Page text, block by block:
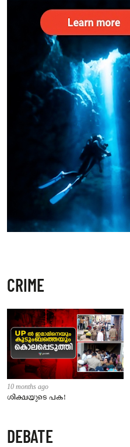
CRIME
10 months ago
ശിക്ഷയുടെ പക!
DEBATE